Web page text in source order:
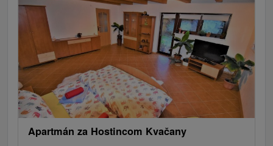
Apartmán za Hostincom Kvačany